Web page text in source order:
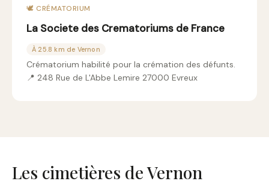
🕊️ CRÉMATORIUM
La Societe des Crematoriums de France
À 25.8 km de Vernon
Crématorium habilité pour la crémation des défunts.
📍 248 Rue de L'Abbe Lemire 27000 Evreux
Les cimetières de Vernon